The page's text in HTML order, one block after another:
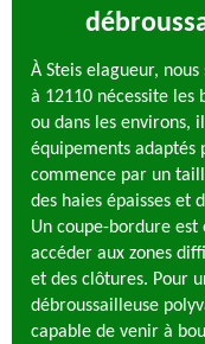
À Steis elagueur,
à 12110 nécessite les
ou dans les environs,
équipements adaptés
commence par un
des haies épaisses et
Un coupe-bordure
accéder aux zones
et des clôtures. Pour
débroussailleuse
capable de venir à